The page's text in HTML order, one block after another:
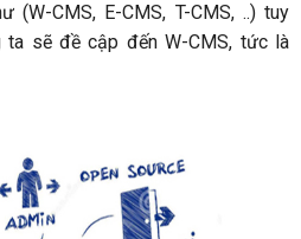
(W-CMS, E-CMS, T-CMS, ..) tuy
ta sẽ đề cập đến W-CMS, tức là